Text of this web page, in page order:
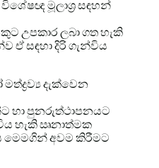
මූලාශ්‍ර සඳහන්
උපකාර ලබා ගත හැකි
ඒ සඳහා දිරි ගැන්විය
දැක්වෙන
හා පුනරුත්ථාපනයට
හැකි ඍනාත්මක
මෙමගින් අවම කිරීමට